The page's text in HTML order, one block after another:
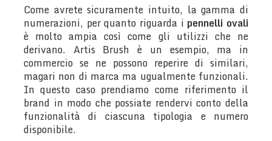
Come avrete sicuramente intuito, la gamma di
numerazioni, per quanto riguarda i pennelli ovali
è molto ampia così come gli utilizzi che ne
derivano. Artis Brush è un esempio, ma in
commercio se ne possono reperire di similari,
magari non di marca ma ugualmente funzionali.
In questo caso prendiamo come riferimento il
brand in modo che possiate rendervi conto della
funzionalità di ciascuna tipologia e numero
disponibile.